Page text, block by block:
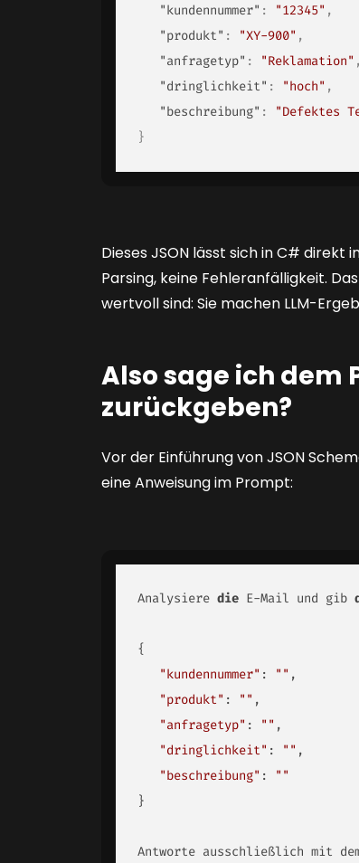
"kundennummer" : "12345" ,
"produkt" : "XY-900" ,
"anfragetyp" : "Reklamation" ,
"dringlichkeit" : "hoch" ,
"beschreibung" :
"Defektes
}
Dieses JSON lässt sich in C# direkt
Parsing, keine Fehleranfälligkeit.
wertvoll sind: Sie machen LLM-
Also sage ich dem
zurückgeben?
Vor der Einführung von JSON
eine Anweisung im Prompt:
Analysiere die E-Mail und gib
{
"kundennummer" : "" ,
"produkt" : "" ,
"anfragetyp" : "" ,
"dringlichkeit" : "" ,
"beschreibung" :
""
}
Antworte ausschließlich mit